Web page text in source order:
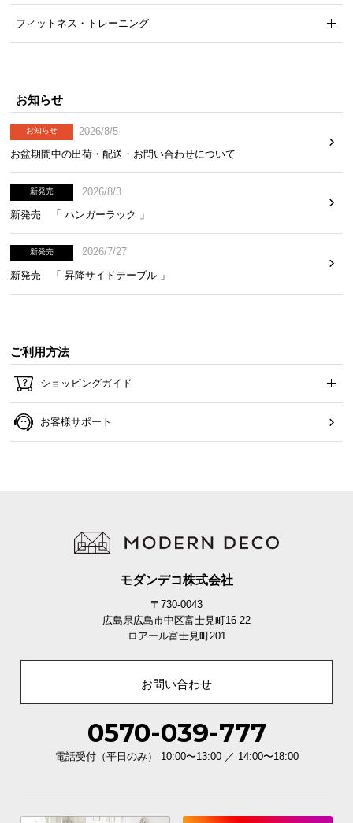
サイズ
※単位は「センチメートル」になります
充実のアフターサービス
商品のお届けから、ご購入後のアフターサービスま
で、トータルでご満足頂けるように努めています。
フィットネス・トレーニング
お知らせ
お知らせ
2026/8/5
お盆期間中の出荷・配送・お問い合わせについて
新発売
2026/8/3
新発売 「 ハンガーラック 」
新発売
2026/7/27
新発売 「 昇降サイドテーブル 」
ご利用方法
ショッピングガイド
お客様サポート
モダンデコ株式会社
〒730-0043
広島県広島市中区富士見町16-22
ロアール富士見町201
お問い合わせ
0570-039-777
電話受付（平日のみ） 10:00〜13:00 ／ 14:00〜18:00